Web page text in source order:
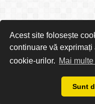
Acest site folosește
continuare vă
cookie-urilor. Mai
Sunt